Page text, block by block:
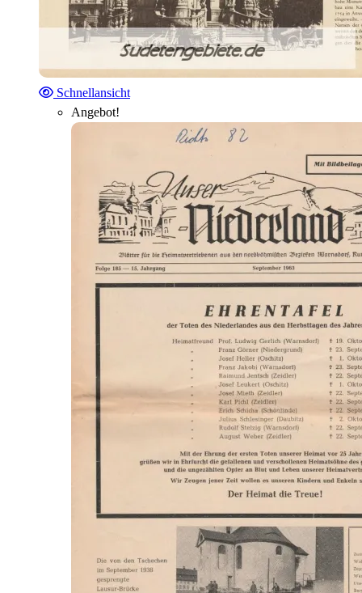
Schnellansicht
Angebot!